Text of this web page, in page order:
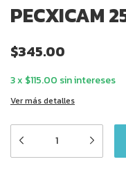
PECXICAM
$345.00
3x $115.00 sin intereses
Ver más detalles